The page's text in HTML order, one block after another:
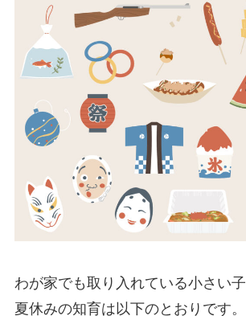
わが家でも取り入れている小さい
夏休みの知育は以下のとおりです。